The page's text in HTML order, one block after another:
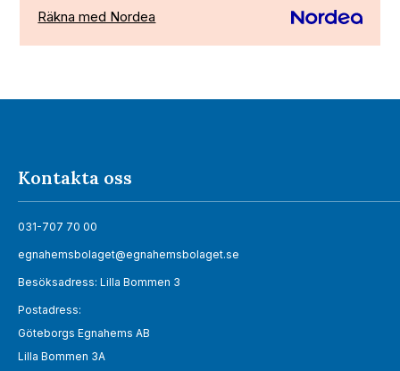
Räkna med Nordea
Kontakta oss
031-707 70 00
egnahemsbolaget@egnahemsbolaget.se
Besöksadress: Lilla Bommen 3
Postadress:
Göteborgs Egnahems AB
Lilla Bommen 3A